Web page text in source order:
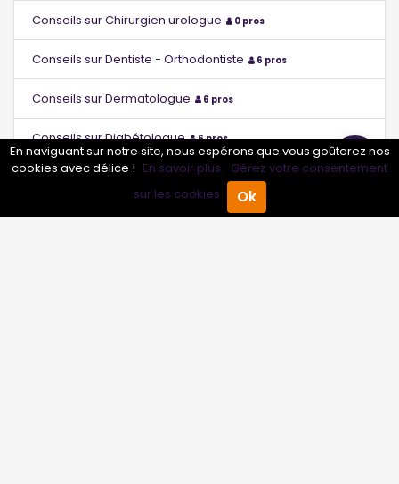
Annuaire Pro Agenda
Conseils sur Chirurgien urologue 0 pros
Conseils sur Dentiste - Orthodontiste 6 pros
Conseils sur Dermatologue 6 pros
Conseils sur Diabétologue 6 pros
Conseils sur Échographiste
Conseils sur Endocrinologue 6 pros
En naviguant sur notre site, nous espérons que vous goûterez nos
cookies avec délice ! En savoir plus. Gérez votre consentement
sur les cookies.
Ok